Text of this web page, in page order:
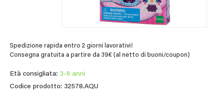
Spedizione rapida entro 2 giorni lavorativi!
Consegna gratuita a partire da 39€ (al netto di buoni/coupon)
Età consigliata: 3-6 anni
Codice prodotto: 32578.AQU